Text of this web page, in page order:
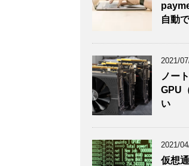
自動
2021/
ノー
GPU
い
2021/
仮想